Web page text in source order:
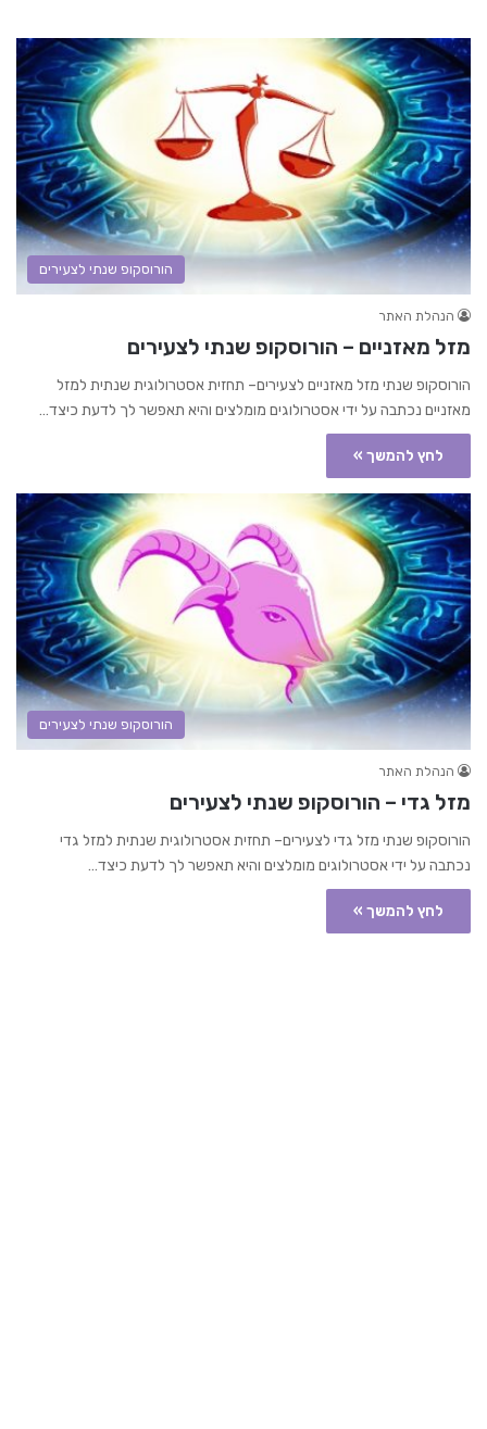
הורוסקופ שנתי לצעירים
הנהלת האתר
מזל מאזניים – הורוסקופ שנתי לצעירים
הורוסקופ שנתי מזל מאזניים לצעירים– תחזית אסטרולוגית שנתית למזל
מאזניים נכתבה על ידי אסטרולוגים מומלצים והיא תאפשר לך לדעת כיצד…
לחץ להמשך »
הורוסקופ שנתי לצעירים
הנהלת האתר
מזל גדי – הורוסקופ שנתי לצעירים
הורוסקופ שנתי מזל גדי לצעירים– תחזית אסטרולוגית שנתית למזל גדי
נכתבה על ידי אסטרולוגים מומלצים והיא תאפשר לך לדעת כיצד…
לחץ להמשך »